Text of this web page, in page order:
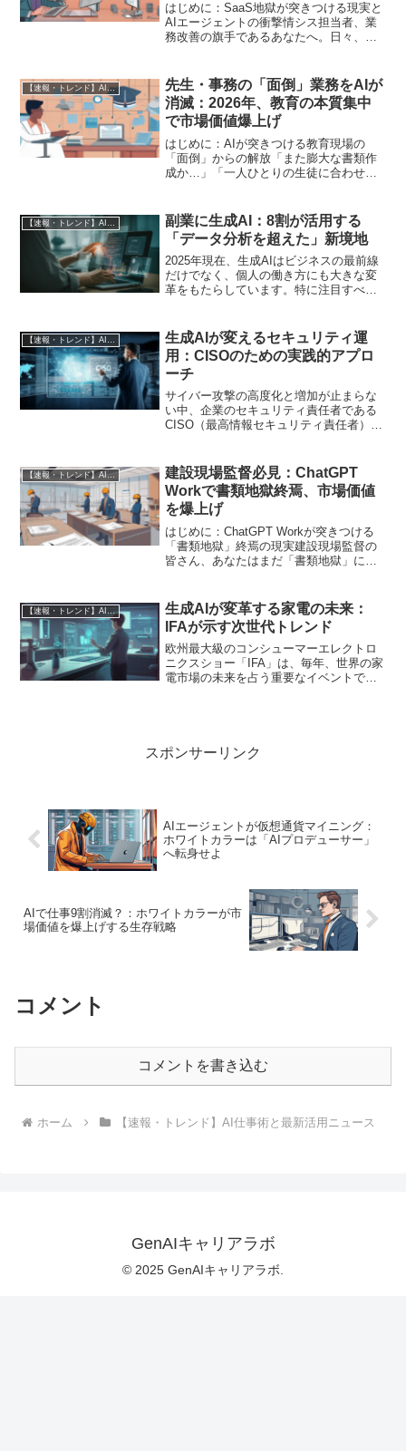
はじめに：SaaS地獄が突きつける現実と
AIエージェントの衝撃情シス担当者、業
務改善の旗手であるあなたへ。日々、増
よりも「本当に使いこなされているの
か？」という根本...
【速報・トレンド】AI仕事術と最新活用ニュース
先生・事務の「面倒」業務をAIが
消滅：2026年、教育の本質集中
で市場価値爆上げ
はじめに：AIが突きつける教育現場の
「面倒」からの解放「また膨大な書類作
成か…」「一人ひとりの生徒に合わせた
日々、教育現場で奮闘する先生方や学校
事務職員の皆様、その“面倒...
副業に生成AI：8割が活用する
「データ分析を超えた」新境地
2025年現在、生成AIはビジネスの最前線
だけでなく、個人の働き方にも大きな変
革をもたらしています。特に注目すべき
副業を持つ人の8割が生成AIを利用してお
り、その活用...
【速報・トレンド】AI仕事術と最新活用ニュース
生成AIが変えるセキュリティ運
用：CISOのための実践的アプロ
ーチ
サイバー攻撃の高度化と増加が止まらな
い中、企業のセキュリティ責任者である
CISO（最高情報セキュリティ責任者）
中で、いかに効率的かつ効果的にセキュ
リティを維持・強化して...
【速報・トレンド】AI仕事術と最新活用ニュース
建設現場監督必見：ChatGPT
Workで書類地獄終焉、市場価値
を爆上げ
はじめに：ChatGPT Workが突きつける
「書類地獄」終焉の現実建設現場監督の
皆さん、あなたはまだ「書類地獄」に喘
本来注力すべき現場の品質管理や安全確
保、そしてチー...
【速報・トレンド】AI仕事術と最新活用ニュース
生成AIが変革する家電の未来：
IFAが示す次世代トレンド
欧州最大級のコンシューマーエレクトロ
ニクスショー「IFA」は、毎年、世界の家
電市場の未来を占う重要なイベントで
スポンサーリンク
AIエージェントが仮想通貨マイニング：
ホワイトカラーは「AIプロデューサー」
へ転身せよ
AIで仕事9割消滅？：ホワイトカラーが市
場価値を爆上げする生存戦略
コメント
コメントを書き込む
ホーム 【速報・トレンド】AI仕事術と最新活用ニュース
GenAIキャリアラボ
© 2025 GenAIキャリアラボ.